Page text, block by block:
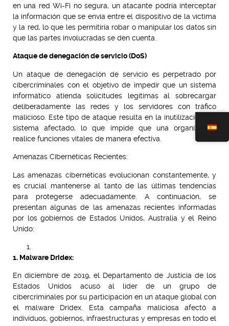
en una red Wi-Fi no segura, un atacante podría interceptar
la información que se envía entre el dispositivo de la víctima
y la red, lo que les permitiría robar o manipular los datos sin
que las partes involucradas se den cuenta.
Ataque de denegación de servicio (DoS)
Un ataque de denegación de servicio es perpetrado por
cibercriminales con el objetivo de impedir que un sistema
informático atienda solicitudes legítimas al sobrecargar
deliberadamente las redes y los servidores con tráfico
malicioso. Este tipo de ataque resulta en la inutilización del
sistema afectado, lo que impide que una organización
realice funciones vitales de manera efectiva.
Amenazas Cibernéticas Recientes:
Las amenazas cibernéticas evolucionan constantemente, y
es crucial mantenerse al tanto de las últimas tendencias
para protegerse adecuadamente. A continuación, se
presentan algunas de las amenazas recientes informadas
por los gobiernos de Estados Unidos, Australia y el Reino
Unido:
1. Malware Dridex:
En diciembre de 2019, el Departamento de Justicia de los
Estados Unidos acusó al líder de un grupo de
cibercriminales por su participación en un ataque global con
el malware Dridex. Esta campaña maliciosa afectó a
individuos, gobiernos, infraestructuras y empresas en todo el